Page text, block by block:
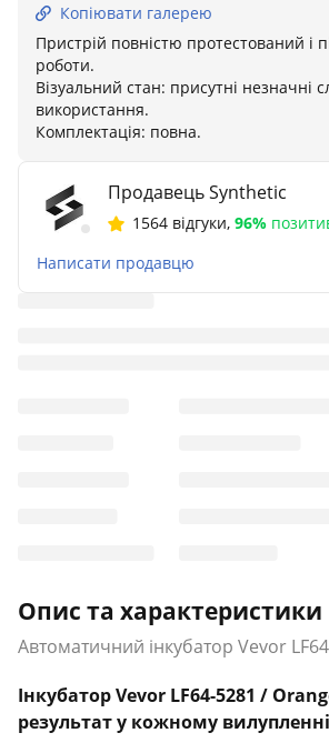
Копіювати галерею
Пристрій повністю протестований і
роботи.
Візуальний стан: присутні незначні
використання.
Комплектація: повна.
Продавець Synthetic
1564 відгуки, 96%
Написати продавцю
Опис та характеристики
Автоматичний інкубатор Vevor
Інкубатор Vevor LF64-5281 /
результат у кожному вилупленні